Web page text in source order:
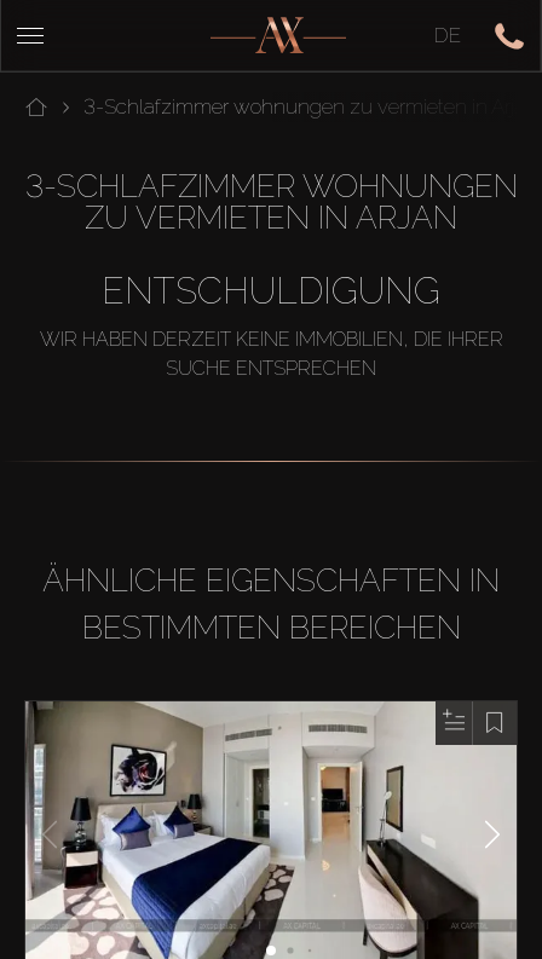
DE
3-Schlafzimmer wohnungen zu vermieten in Arjan
3-SCHLAFZIMMER WOHNUNGEN
ZU VERMIETEN IN ARJAN
ENTSCHULDIGUNG
WIR HABEN DERZEIT KEINE IMMOBILIEN, DIE IHRER
SUCHE ENTSPRECHEN
ÄHNLICHE EIGENSCHAFTEN IN
BESTIMMTEN BEREICHEN